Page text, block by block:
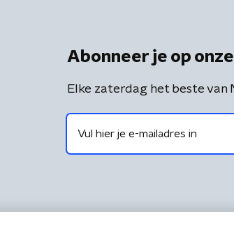
Abonneer je op
Elke zaterdag het beste van